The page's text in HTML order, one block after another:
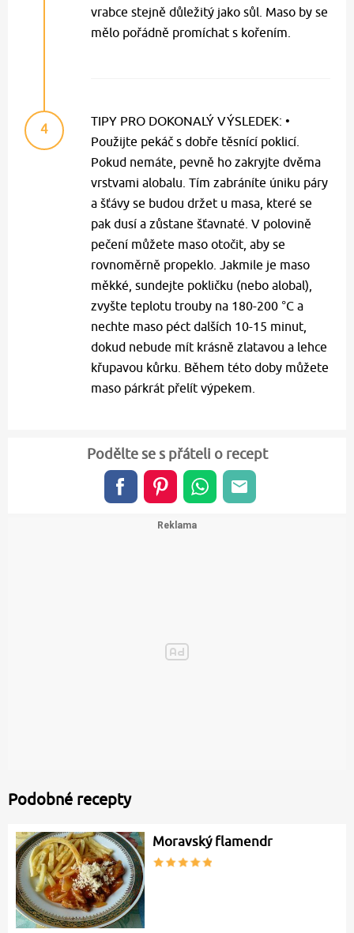
vrabce stejně důležitý jako sůl. Maso by se
mělo pořádně promíchat s kořením.
4
TIPY PRO DOKONALÝ VÝSLEDEK: •
Použijte pekáč s dobře těsnící poklicí.
Pokud nemáte, pevně ho zakryjte dvěma
vrstvami alobalu. Tím zabráníte úniku páry
a šťávy se budou držet u masa, které se
pak dusí a zůstane šťavnaté. V polovině
pečení můžete maso otočit, aby se
rovnoměrně propeklo. Jakmile je maso
měkké, sundejte pokličku (nebo alobal),
zvyšte teplotu trouby na 180-200 °C a
nechte maso péct dalších 10-15 minut,
dokud nebude mít krásně zlatavou a lehce
křupavou kůrku. Během této doby můžete
maso párkrát přelít výpekem.
Podělte se s přáteli o recept
Podobné recepty
Moravský flamendr